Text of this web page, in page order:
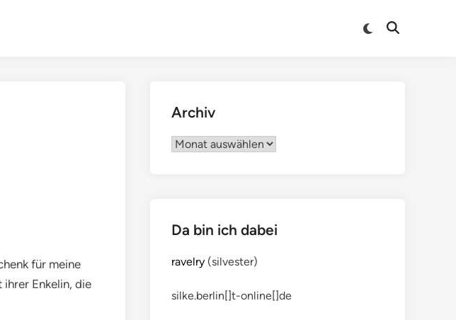
für meine
Enkelin, die
Archiv
Archiv
Da bin ich dabei
ravelry (silvester)
silke.berlin[]t-online[]de